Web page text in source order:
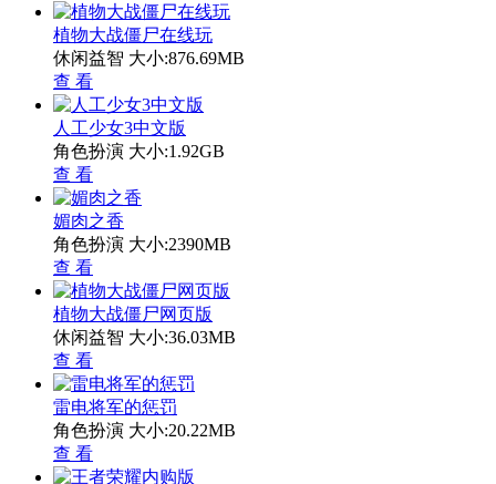
植物大战僵尸在线玩
休闲益智 大小:876.69MB
查 看
人工少女3中文版
角色扮演 大小:1.92GB
查 看
媚肉之香
角色扮演 大小:2390MB
查 看
植物大战僵尸网页版
休闲益智 大小:36.03MB
查 看
雷电将军的惩罚
角色扮演 大小:20.22MB
查 看